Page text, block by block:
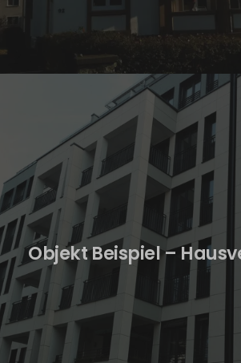
Objekt Beispiel –